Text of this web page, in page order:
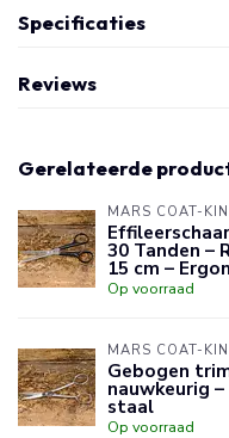
Specificaties
Reviews
Gerelateerde
MARS COAT-
30 Tanden –
15 cm –
Op voorraad
MARS COAT-
Gebogen
nauwkeurig
staal
Op voorraad